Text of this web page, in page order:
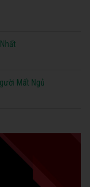
Mất Ngủ